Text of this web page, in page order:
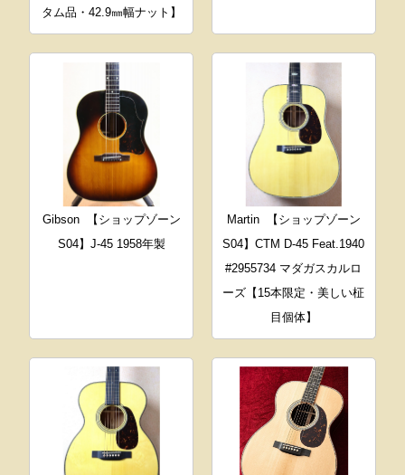
タム品・42.9㎜幅ナット】
Gibson
【ショップゾーン
S04】J-45 1958年製
Martin
【ショップゾーン
S04】CTM D-45 Feat.1940
#2955734 マダガスカルロ
ーズ【15本限定・美しい柾
目個体】